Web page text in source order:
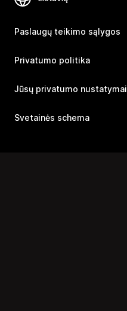
Paslaugų teikimo sąlygos
Privatumo politika
Jūsų privatumo nustatymai
Svetainės schema